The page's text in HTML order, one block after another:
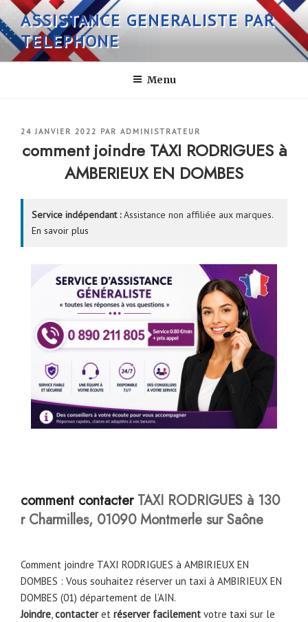
Aller
au
contenu
principal
ASSISTANCE GENERALISTE PAR
TELEPHONE
Menu
PUBLIÉ
24 JANVIER 2022 PAR ADMINISTRATEUR
comment joindre TAXI RODRIGUES à
AMBERIEUX EN DOMBES
Service indépendant :Assistance non affiliée aux marques.
En savoir plus
comment contacterTAXI RODRIGUES à 130
r Charmilles, 01090 Montmerle sur Saône
Comment joindre TAXI RODRIGUES à AMBIRIEUX EN
DOMBES : Vous souhaitez réserver un taxi à AMBIRIEUX EN
DOMBES (01) département de l’AIN.
Joindre,contacteret réserver facilement votre taxi sur le